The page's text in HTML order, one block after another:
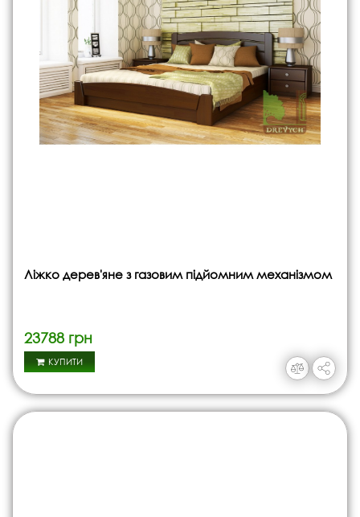
Ліжко дерев'яне з газовим підйомним механізмом
23788 грн
КУПИТИ